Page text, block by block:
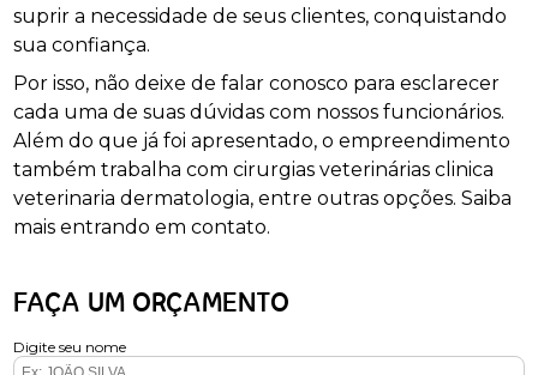
suprir a necessidade de seus clientes, conquistando
sua confiança.
Por isso, não deixe de falar conosco para esclarecer
cada uma de suas dúvidas com nossos funcionários.
Além do que já foi apresentado, o empreendimento
também trabalha com cirurgias veterinárias clinica
veterinaria dermatologia, entre outras opções. Saiba
mais entrando em contato.
FAÇA UM ORÇAMENTO
Digite seu nome